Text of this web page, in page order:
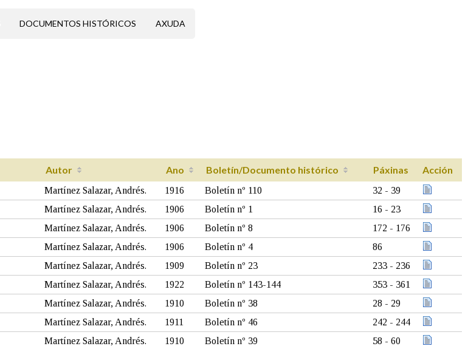
DOCUMENTOS HISTÓRICOS AXUDA
Autor Ano Boletín/Documento histórico Páxinas Acción
Martínez Salazar, Andrés. 1916 Boletín nº 110
32 - 39
Martínez Salazar, Andrés. 1906 Boletín nº 1
16 - 23
Martínez Salazar, Andrés. 1906 Boletín nº 8
172 - 176
Martínez Salazar, Andrés. 1906 Boletín nº 4
86
Martínez Salazar, Andrés. 1909 Boletín nº 23
233 - 236
Martínez Salazar, Andrés. 1922 Boletín nº 143-144
353 - 361
Martínez Salazar, Andrés. 1910 Boletín nº 38
28 - 29
Martínez Salazar, Andrés. 1911 Boletín nº 46
242 - 244
Martínez Salazar, Andrés. 1910 Boletín nº 39
58 - 60